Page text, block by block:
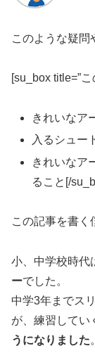
このような疑問
[su_box title=”
きれいなア
入るシュー
きれいなア
ること[/
この記事を書く
小、中学校時代
ーでした。
中学3年までス
が、練習してい
うになりました。